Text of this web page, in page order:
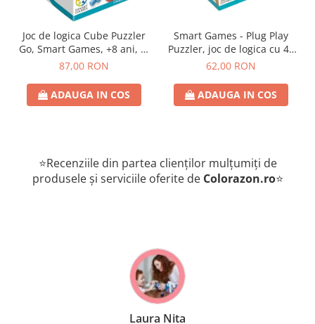
Joc de logica Cube Puzzler
Go, Smart Games, +8 ani, lb
romana
87,00 RON
ADAUGA IN COS
Smart Games - Plug Play
Puzzler, joc de logica cu 48
de provocari, 6+ ani, lb
62,00 RON
ADAUGA IN COS
⭐Recenziile din partea clienților mulțumiți de
produsele și serviciile oferite de Colorazon.ro⭐
Laura Nita